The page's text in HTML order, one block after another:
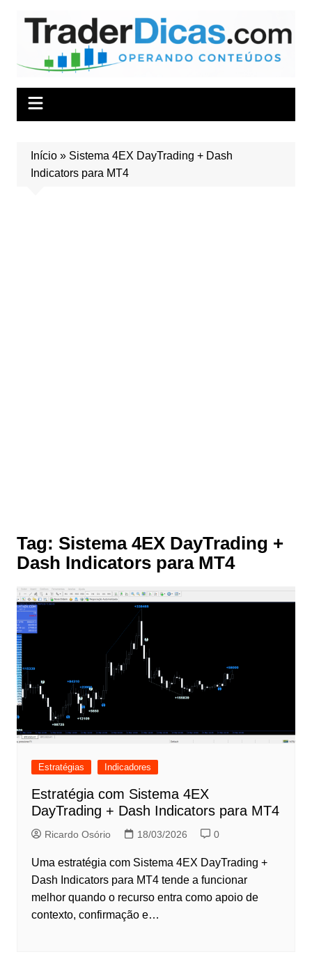
conteúdo
Início» Sistema 4EX DayTrading + Dash
Indicators para MT4
Tag: Sistema 4EX DayTrading +
Dash Indicators para MT4
Estratégias Indicadores
Estratégia com Sistema 4EX
DayTrading + Dash Indicators para MT4
Ricardo Osório 18/03/2026 0
Uma estratégia com Sistema 4EX DayTrading +
Dash Indicators para MT4 tende a funcionar
melhor quando o recurso entra como apoio de
contexto, confirmação e…